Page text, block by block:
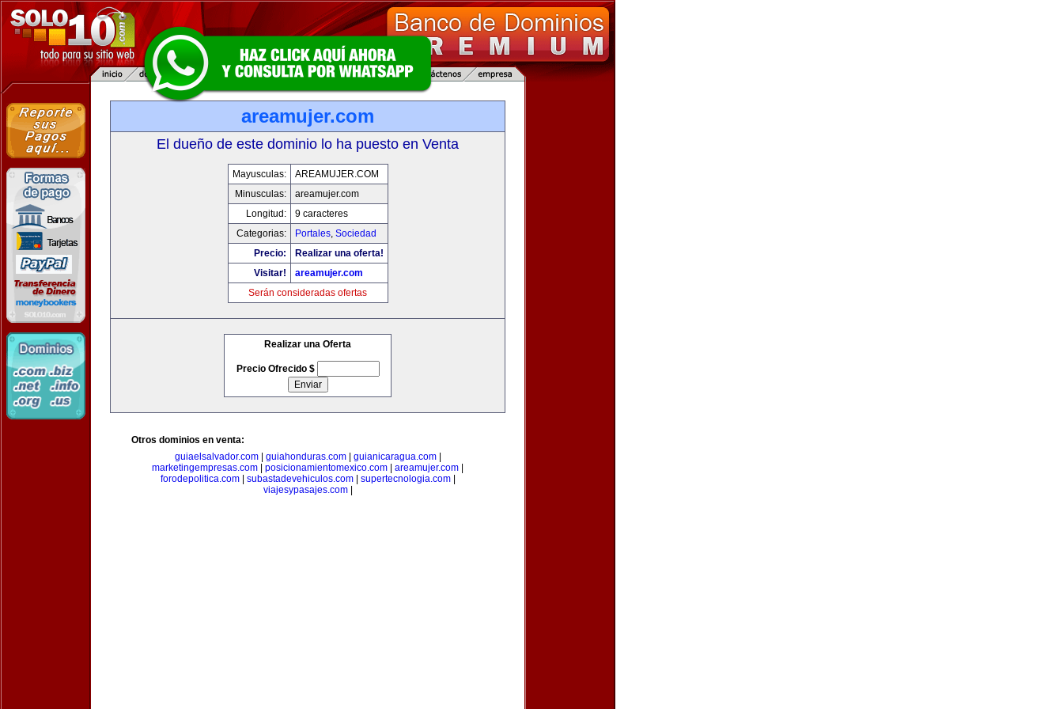
areamujer.com
El dueño de este dominio lo ha puesto en Venta
Mayusculas:
AREAMUJER.COM
Minusculas:
areamujer.com
Longitud:
9 caracteres
Categorias:
Portales, Sociedad
Precio:
Realizar una oferta!
Visitar!
areamujer.com
Serán consideradas ofertas
Realizar una Oferta
Precio Ofrecido $
Otros dominios en venta:
guiaelsalvador.com| guiahonduras.com| guianicaragua.com|
marketingempresas.com
posicionamientomexico.com areamujer.com
forodepolitica.com| subastadevehiculos.com| supertecnologia.com|
viajesypasajes.com|